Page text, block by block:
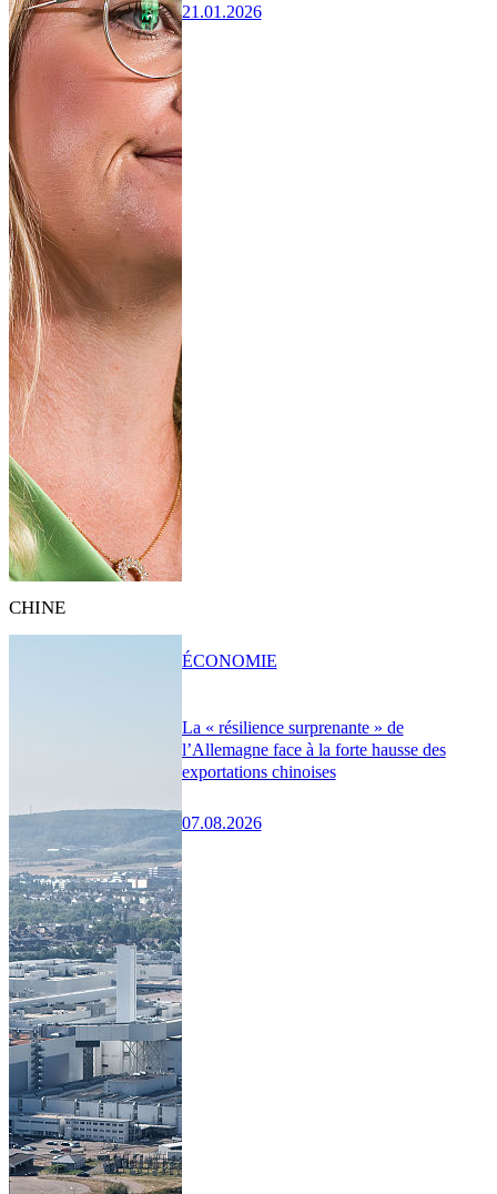
21.01.2026
CHINE
La « résilience surprenante » de
l’Allemagne face à la forte hausse des
exportations chinoises
07.08.2026
ÉCONOMIE